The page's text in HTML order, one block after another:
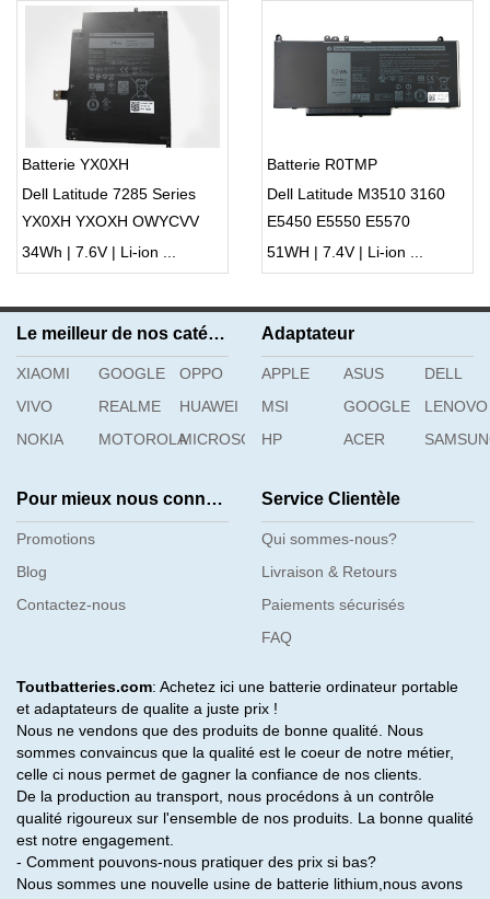
Batterie YX0XH
Dell Latitude 7285 Series
YX0XH YXOXH OWYCVV
0WYCVV
34Wh | 7.6V | Li-ion ...
Batterie R0TMP
Dell Latitude M3510 3160
E5450 E5550 E5570
51WH | 7.4V | Li-ion ...
Le meilleur de nos catégories
XIAOMI GOOGLE
OPPO
VIVO
REALME
HUAWEI
NOKIA
MOTOROLAMICROSOFT
Adaptateur
APPLE ASUS
DELL
MSI
GOOGLE
LENOVO
HP
ACER
Pour mieux nous connaître
Promotions
Blog
Contactez-nous
Service Clientèle
Qui sommes-nous?
Livraison & Retours
Paiements sécurisés
FAQ
Toutbatteries.com: Achetez ici une batterie ordinateur portable
et adaptateurs de qualite a juste prix !
Nous ne vendons que des produits de bonne qualité. Nous
sommes convaincus que la qualité est le coeur de notre métier,
celle ci nous permet de gagner la confiance de nos clients.
De la production au transport, nous procédons à un contrôle
qualité rigoureux sur l'ensemble de nos produits. La bonne qualité
est notre engagement.
- Comment pouvons-nous pratiquer des prix si bas?
Nous sommes une nouvelle usine de batterie lithium,nous avons